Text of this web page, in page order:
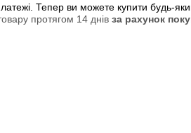
Тепер ви можете купити будь-
протягом 14 днів за рахунок